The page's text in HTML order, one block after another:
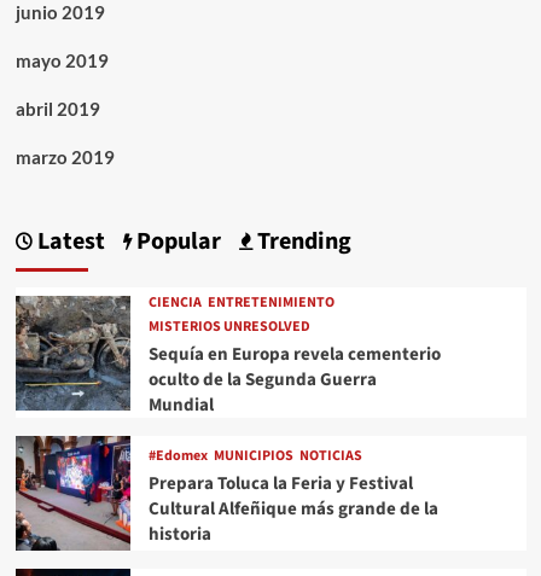
junio 2019
mayo 2019
abril 2019
marzo 2019
Latest Popular Trending
CIENCIA ENTRETENIMIENTO
MISTERIOS UNRESOLVED
Sequía en Europa revela cementerio
oculto de la Segunda Guerra
Mundial
#Edomex MUNICIPIOS NOTICIAS
Prepara Toluca la Feria y Festival
Cultural Alfeñique más grande de la
historia